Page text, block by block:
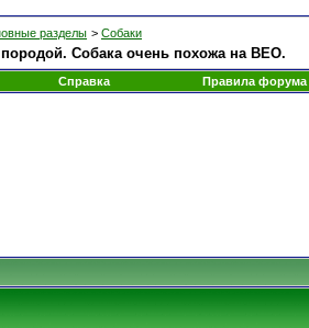
разделы > Собаки
породой. Собака очень похожа на ВЕО.
Справка Правила форума